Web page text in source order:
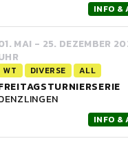
INFO &
MAI - 25. DEZEMBER
WT DIVERSE ALL
INFO &